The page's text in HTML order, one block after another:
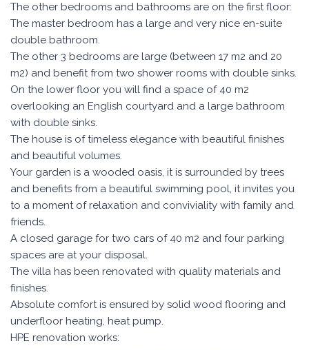
The other bedrooms and bathrooms are on the first floor:
The master bedroom has a large and very nice en-suite
double bathroom.
The other 3 bedrooms are large (between 17 m2 and 20
m2) and benefit from two shower rooms with double sinks.
On the lower floor you will find a space of 40 m2
overlooking an English courtyard and a large bathroom
with double sinks.
The house is of timeless elegance with beautiful finishes
and beautiful volumes.
Your garden is a wooded oasis, it is surrounded by trees
and benefits from a beautiful swimming pool, it invites you
to a moment of relaxation and conviviality with family and
friends.
A closed garage for two cars of 40 m2 and four parking
spaces are at your disposal.
The villa has been renovated with quality materials and
finishes.
Absolute comfort is ensured by solid wood flooring and
underfloor heating, heat pump.
HPE renovation works: